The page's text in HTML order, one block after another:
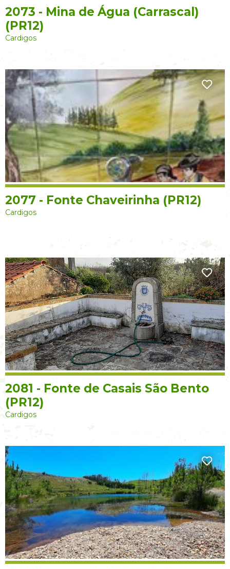
2073 - Mina de Água (Carrascal)
(PR12)
Cardigos
2077 - Fonte Chaveirinha (PR12)
Cardigos
2081 - Fonte de Casais São Bento
(PR12)
Cardigos